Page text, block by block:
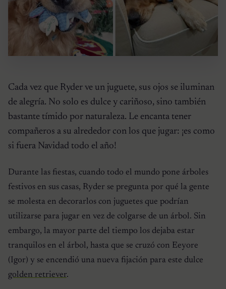
Cada vez que Ryder ve un juguete, sus ojos se iluminan
de alegría. No solo es dulce y cariñoso, sino también
bastante tímido por naturaleza. Le encanta tener
compañeros a su alrededor con los que jugar: ¡es como
si fuera Navidad todo el año!
Durante las fiestas, cuando todo el mundo pone árboles
festivos en sus casas, Ryder se pregunta por qué la gente
se molesta en decorarlos con juguetes que podrían
utilizarse para jugar en vez de colgarse de un árbol. Sin
embargo, la mayor parte del tiempo los dejaba estar
tranquilos en el árbol, hasta que se cruzó con Eeyore
(Igor) y se encendió una nueva fijación para este dulce
golden retriever.